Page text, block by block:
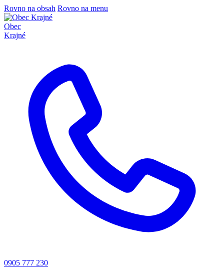
Rovno na obsah Rovno na menu
Obec
Krajné
0905 777 230